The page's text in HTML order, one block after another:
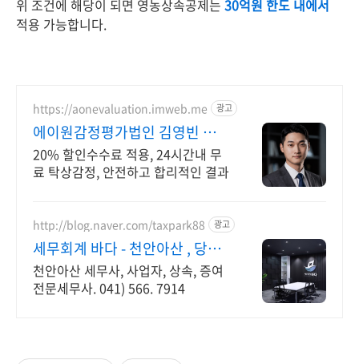
위 조건에 해당이 되면 영농상속공제는 30억원 한도 내에서
적용 가능합니다.
https://aonevaluation.imweb.me 광고
에이원감정평가법인 김영빈 상속
증여세 절세
20% 할인수수료 적용, 24시간내 무
료 탁상감정, 안전하고 합리적인 결과
http://blog.naver.com/taxpark88 광고
세무회계 바다 - 천안아산 , 당신
의 친절한 절세파트너
천안아산 세무사, 사업자, 상속, 증여
전문세무사. 041) 566. 7914